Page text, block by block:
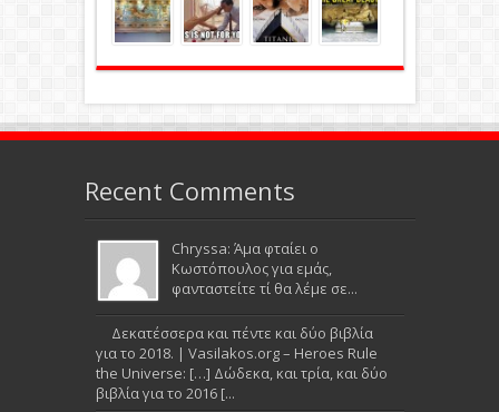
Recent Comments
Chryssa: Άμα φταίει ο
Κωστόπουλος για εμάς,
φανταστείτε τί θα λέμε σε...
Δεκατέσσερα και πέντε και δύο βιβλία
για το 2018. | Vasilakos.org – Heroes Rule
the Universe: […] Δώδεκα, και τρία, και δύο
βιβλία για το 2016 [...